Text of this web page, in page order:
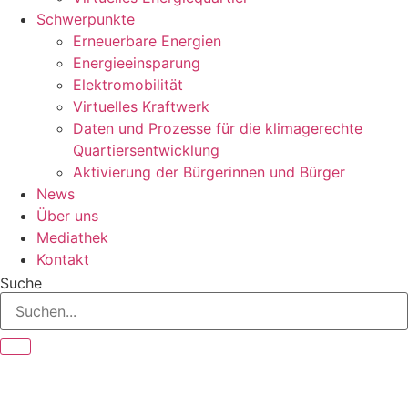
Schwerpunkte
Erneuerbare Energien
Energieeinsparung
Elektromobilität
Virtuelles Kraftwerk
Daten und Prozesse für die klimagerechte
Quartiersentwicklung
Aktivierung der Bürgerinnen und Bürger
News
Über uns
Mediathek
Kontakt
Suche